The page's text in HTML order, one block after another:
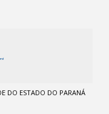
DO ESTADO DO PARANÁ